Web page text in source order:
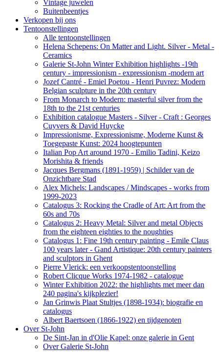
Vintage juwelen
Buitenbeentjes
Verkopen bij ons
Tentoonstellingen
Alle tentoonstellingen
Helena Schepens: On Matter and Light. Silver - Metal -
Ceramics
Galerie St-John Winter Exhibition highlights -19th
century - impressionism - expressionism -modern art
Jozef Cantré - Emiel Poetou - Henri Puvrez: Modern
Belgian sculpture in the 20th century
From Monarch to Modern: masterful silver from the
18th to the 21st centuries
Exhibition catalogue Masters - Silver - Craft : Georges
Cuyvers & David Huycke
Impressionisme, Expressionisme, Moderne Kunst &
Toegepaste Kunst: 2024 hoogtepunten
Italian Pop Art around 1970 - Emilio Tadini, Keizo
Morishita & friends
Jacques Bergmans (1891-1959) | Schilder van de
Onzichtbare Stad
Alex Michels: Landscapes / Mindscapes - works from
1999-2023
Catalogus 3: Rocking the Cradle of Art: Art from the
60s and 70s
Catalogus 2: Heavy Metal: Silver and metal Objects
from the eighteen eighties to the noughties
Catalogus 1: Fine 19th century painting - Emile Claus
100 years later - Gand Artistique: 20th century painters
and sculptors in Ghent
Pierre Vlerick: een verkoopstentoonstelling
Robert Clicque Works 1974-1982 - catalogue
Winter Exhibition 2022: the highlights met meer dan
240 pagina's kijkplezier!
Jan Grinwis Plaat Stultjes (1898-1934): biografie en
catalogus
Albert Baertsoen (1866-1922) en tijdgenoten
Over St-John
De Sint-Jan in d'Olie Kapel: onze galerie in Gent
Over Galerie St-John